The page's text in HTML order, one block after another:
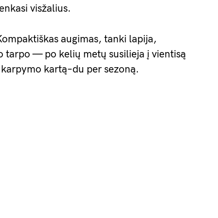
visžalius.
augimas, tanki lapija,
tarpo — po kelių metų susilieja į vientisą
kartą–du per sezoną.